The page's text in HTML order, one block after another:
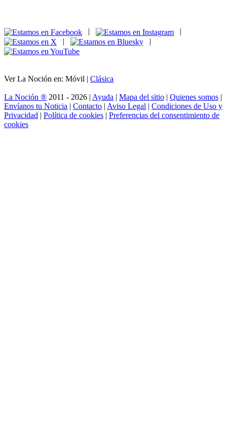
|
|
Ver La Noción en: Móvil | Clásica
La Noción ® 2011 - 2026 | Ayuda | Mapa del sitio | Quienes somos |
Envíanos tu Noticia | Contacto | Aviso Legal | Condiciones de Uso y
Privacidad | Política de cookies | Preferencias del consentimiento de
cookies